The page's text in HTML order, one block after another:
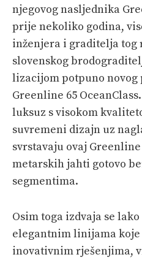
VELIKE PRIČE
PRETPLATA
SHOP
njegovog nasljednika
prije nekoliko­ godina,
inženjera i graditelja tog
slovenskog
lizacijom potpuno novog
Greenline 65
luksuz s visokom
suvremeni dizajn uz
svrstavaju ovaj
metarskih jahti gotovo
segmentima.
Osim toga izdvaja se
elegantnim linijama
inovativnim rješenjima,